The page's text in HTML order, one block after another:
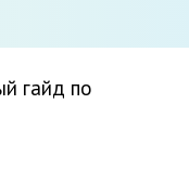
гайд по